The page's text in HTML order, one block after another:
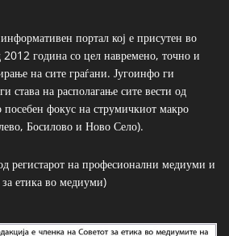
портал кој е присутен во
година со цел навремено, точно и
на сите граѓани. Југоинфо ги
става на располагање сите вести од
посебен фокус на струмичкиот макро
Босилово и Ново Село).
регистарот на професионални медиуми и
етика во медиуми)